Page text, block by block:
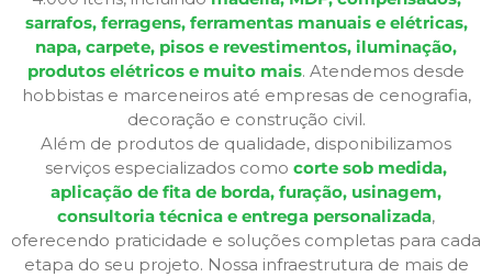
sarrafos, ferragens, ferramentas manuais e elétricas,
napa, carpete, pisos e revestimentos, iluminação,
produtos elétricos e muito mais. Atendemos desde
hobbistas e marceneiros até empresas de cenografia,
decoração e construção civil.
Além de produtos de qualidade, disponibilizamos
serviços especializados como corte sob medida,
aplicação de fita de borda, furação, usinagem,
consultoria técnica e entrega personalizada,
oferecendo praticidade e soluções completas para cada
etapa do seu projeto. Nossa infraestrutura de mais de